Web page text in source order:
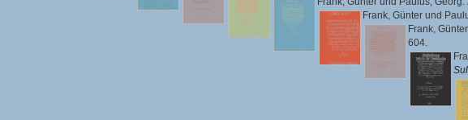
Frank, Günter und
Frank, Günter
604.